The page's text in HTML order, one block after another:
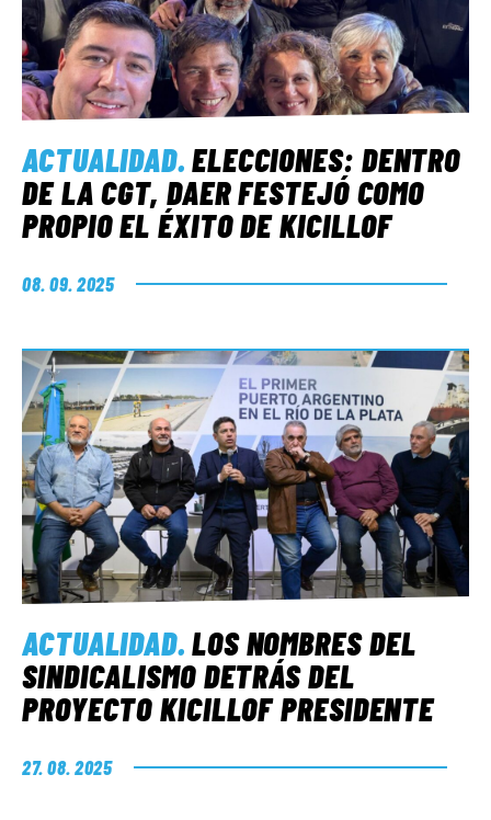
ACTUALIDAD.ELECCIONES: DENTRO
DE LA CGT, DAER FESTEJÓ COMO
PROPIO EL ÉXITO DE KICILLOF
08. 09. 2025
ACTUALIDAD.LOS NOMBRES DEL
SINDICALISMO DETRÁS DEL
PROYECTO KICILLOF PRESIDENTE
27. 08. 2025